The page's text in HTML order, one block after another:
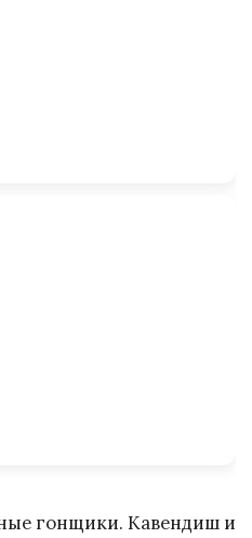
гонщики. Кавендиш и